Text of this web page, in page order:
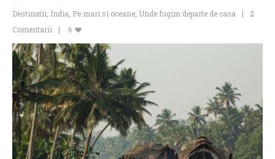
Destinatii India Pe mari si oceane Unde fugim departe de casa
2
Comentarii
6